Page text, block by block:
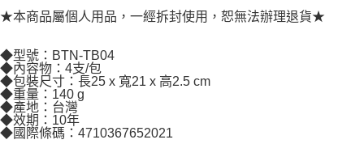
★本商品屬個人用品，一經拆封使用，恕無法辦理退貨★
◆型號：BTN-TB04
◆內容物：4支/包
◆包裝尺寸：長25 x 寬21 x 高2.5 cm
◆重量：140 g
◆產地：台灣
◆效期：10年
◆國際條碼：4710367652021